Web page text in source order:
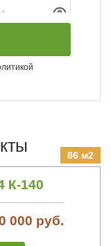
86 м2
К-140
000 руб.